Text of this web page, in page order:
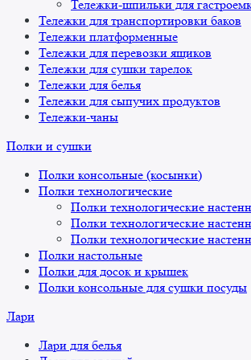
Тележки-шпильки для
Тележки для транспортировки баков
Тележки платформенные
Тележки для перевозки ящиков
Тележки для сушки тарелок
Тележки для белья
Тележки для сыпучих продуктов
Тележки-чаны
Полки и сушки
Полки консольные (косынки)
Полки технологические
Полки технологические
Полки технологические
Полки технологические
Полки настольные
Полки для досок и крышек
Полки консольные для сушки посуды
Лари
Лари для белья